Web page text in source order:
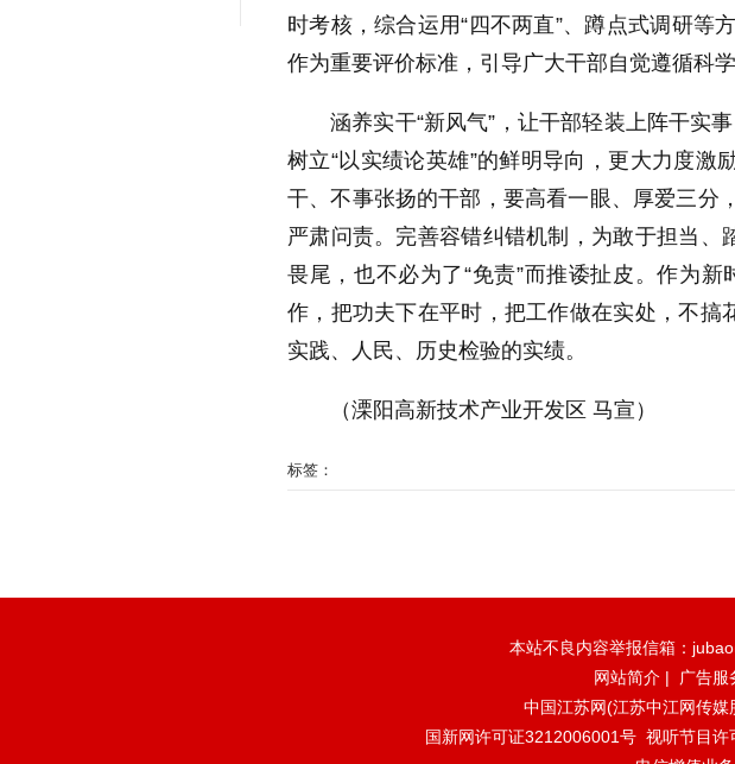
时考核，综合运用“四不两直”、蹲点式调研
作为重要评价标准，引导广大干部自觉遵循科
涵养实干“新风气”，让干部轻装上阵干实
树立“以实绩论英雄”的鲜明导向，更大力度激
干、不事张扬的干部，要高看一眼、厚爱三分
严肃问责。完善容错纠错机制，为敢于担当、
畏尾，也不必为了“免责”而推诿扯皮。作为
作，把功夫下在平时，把工作做在实处，不搞
实践、人民、历史检验的实绩。
（溧阳高新技术产业开发区 马宣）
标签：
本站不良内容举报信箱：
网站简介 | 广告服
中国江苏网(江苏中江网传
国新网许可证3212006001号 视听节目